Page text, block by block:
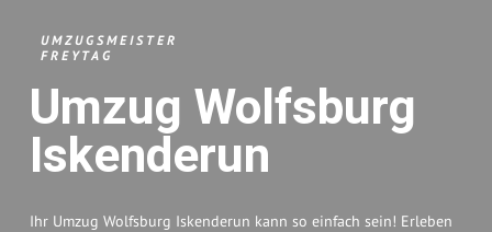
UMZUGSMEISTER
FREYTAG
Umzug Wolfsburg
Iskenderun
Ihr Umzug Wolfsburg Iskenderun kann so einfach sein! Erleben